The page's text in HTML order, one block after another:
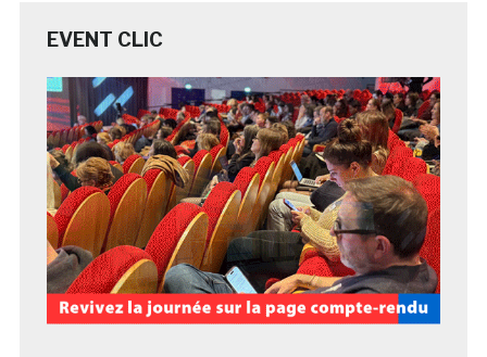
EVENT CLIC